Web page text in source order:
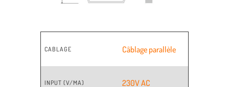
CABLAGE Câblage parallèle
INPUT (V/MA) 230V AC